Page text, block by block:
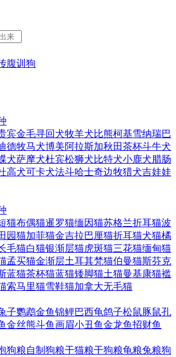
腹训狗
宾金毛寻回犬牧羊犬比熊柯基雪纳瑞巴
德牧马犬博美阿拉斯加秋田茶杯斗牛犬
犬萨摩犬杜宾松狮犬比特犬小鹿犬腊肠
高犬可卡犬法斗哈士奇边牧猎犬吉娃娃
猫布偶猫暹罗猫缅因猫苏格兰折耳猫波
园猫加菲猫金吉拉巴厘猫折耳猫犬猫橘
毛猫白猫银渐层猫虎斑猫三花猫缅甸猫
孟买猫金渐层土耳其梵猫伯曼猫斯芬克
蓝猫茶杯猫蓝猫矮脚猫土猫曼基康猫褴
索马里猫雪鞋猫加拿大无毛猫
子鹦鹉金鱼锦鲤巴西龟鸽子松鼠豚鼠孔
金丝熊斗鱼画眉小丑鱼金龙鱼招财鱼
狗粮自制狗粮干猫粮干狗粮龟粮兔粮狗